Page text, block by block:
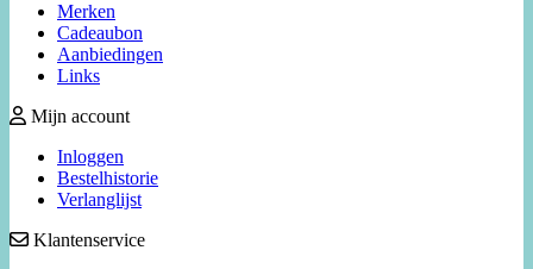
Merken
Cadeaubon
Aanbiedingen
Links
Mijn account
Inloggen
Bestelhistorie
Verlanglijst
Klantenservice